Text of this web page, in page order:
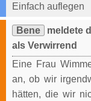
Einfach auflegen
Bene
meldete
als Verwirrend
Eine Frau
an, ob wir
hätten, die wir